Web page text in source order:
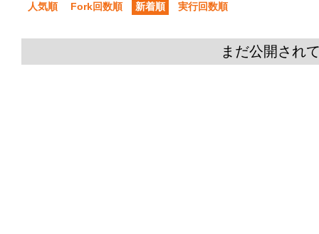
人気順
Fork回数順 新着順 実行回数順
まだ公開され